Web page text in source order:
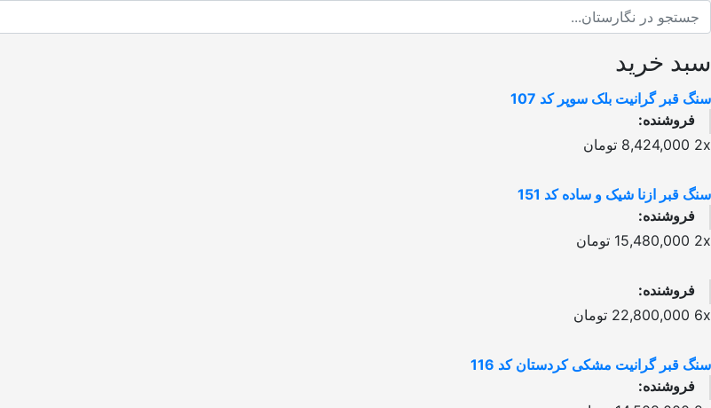
سبد خرید
سنگ قبر گرانیت بلک سوپر کد 107
فروشنده:
2x
8,424,000 تومان
سنگ قبر ازنا شیک و ساده کد 151
فروشنده:
2x
15,480,000 تومان
فروشنده:
6x
22,800,000 تومان
سنگ قبر گرانیت مشکی کردستان کد 116
فروشنده: